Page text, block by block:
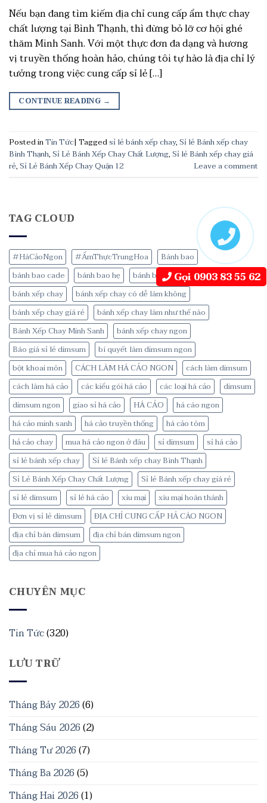
TAG CLOUD
#HáCảoNgon #ẨmThựcTrungHoa
Bánh bao
bánh bao cade
bánh bao hẹ
bánh bao Kim Sa
bánh xếp chay
bánh xếp chay có dễ làm không
bánh xếp chay giá rẻ
bánh xếp chay làm như thế nào
Bánh Xếp Chay Minh Sanh
bánh xếp chay ngon
Báo giá sỉ lẻ dimsum
bí quyết làm dimsum ngon
bột khoai môn
CÁCH LÀM HÁ CẢO NGON
cách làm dimsum
cách làm há cảo
các kiểu gói há cảo các loại há cảo
dimsum
dimsum ngon
giao sỉ há cảo HÁ CẢO
há cáo ngon
há cảo minh sanh
há cảo truyền thống
há cảo tôm
hả cảo chay
mua há cảo ngon ở đâu sỉ dimsum
sỉ há cảo
sỉ lẻ bánh xếp chay
Sỉ lẻ Bánh xếp chay Bình Thạnh
Sỉ Lẻ Bánh Xếp Chay Chất Lượng
Sỉ lẻ Bánh xếp chay giá rẻ
sỉ lẻ dimsum
sỉ lẻ há cảo xíu mại
xíu mại hoàn thánh
Đơn vị sỉ lẻ dimsum
ĐỊA CHỈ CUNG CẤP HẢ CÁO NGON
địa chỉ bán dimsum
địa chỉ bán dimsum ngon
địa chỉ mua há cảo ngon
CHUYÊN MỤC
Tin Tức(320)
LƯU TRỮ
Tháng Bảy 2026(6)
Tháng Sáu 2026(2)
Tháng Tư 2026(7)
Tháng Ba 2026(5)
Tháng Hai 2026(1)
Nếu bạn đang tìm kiếm địa chỉ cung cấp ẩm thực chay
chất lượng tại Bình Thạnh, thì đừng bỏ lỡ cơ hội ghé
thăm Minh Sanh. Với một thực đơn đa dạng và hương
vị truyền thống hoàn hảo, chúng tôi tự hào là địa chỉ lý
tưởng trong việc cung cấp sỉ lẻ […]
CONTINUE READING →
Posted inTin Tức| Taggedsỉ lẻ bánh xếp chay,Sỉ lẻ Bánh xếp chay
Bình Thạnh,Sỉ Lẻ Bánh Xếp Chay Chất Lượng,Sỉ lẻ Bánh xếp chay giá
rẻ,Sỉ Lẻ Bánh Xếp Chay Quận 12 Leave a comment
Gọi 0903 83 55 62